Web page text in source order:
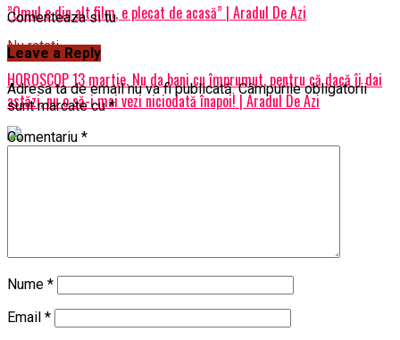
”Omul e din alt film, e plecat de acasă” | Aradul De Azi
Nu ratati
HOROSCOP 13 martie. Nu da bani cu împrumut, pentru că dacă îi dai
astăzi, nu o să-i mai vezi niciodată înapoi! | Aradul De Azi
Comenteaza si tu
Leave a Reply
Adresa ta de email nu va fi publicată. Câmpurile obligatorii
sunt marcate cu*
Comentariu *
Nume *
Email *